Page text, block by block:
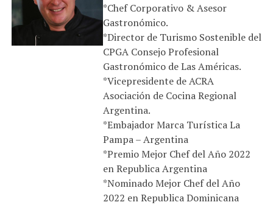
*Chef Corporativo & Asesor
Gastronómico.
*Director de Turismo Sostenible del
CPGA Consejo Profesional
Gastronómico de Las Américas.
*Vicepresidente de ACRA
Asociación de Cocina Regional
Argentina.
*Embajador Marca Turística La
Pampa – Argentina
*Premio Mejor Chef del Año 2022
en Republica Argentina
*Nominado Mejor Chef del Año
2022 en Republica Dominicana